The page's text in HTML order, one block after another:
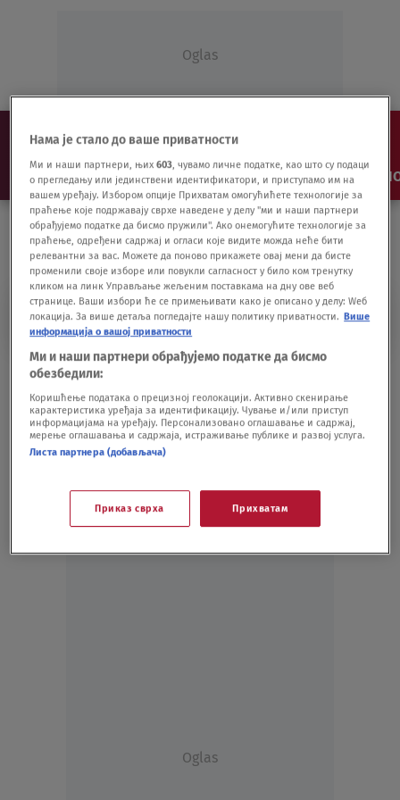
Oglas
NAJNOVIJE VESTI SHOW SPORT VIDEO
NEGOTINAC
Negotinac završio u Požarevcu
HRONIKA31.03.20.
Oglas
Нама је стало до ваше приватности
Ми и наши партнери, њих603, чувамо личне податке, као што су подаци
о прегледању или јединствени идентификатори, и приступамо им на
вашем уређају. Избором опције Прихватам омогућићете технологије за
праћење које подржавају сврхе наведене у делу "ми и наши партнери
обрађујемо податке да бисмо пружили". Ако онемогућите технологије за
праћење, одређени садржај и огласи које видите можда неће бити
релевантни за вас. Можете да поново прикажете овај мени да бисте
променили своје изборе или повукли сагласност у било ком тренутку
кликом на линк Управљање жељеним поставкама на дну ове веб
странице. Ваши избори ће се примењивати како је описано у делу: Wеб
локација. За више детаља погледајте нашу политику приватности. Више
информација о вашој приватности
Ми и наши партнери обрађујемо податке да бисмо
обезбедили:
Коришћење података о прецизној геолокацији. Активно скенирање
карактеристика уређаја за идентификацију. Чување и/или приступ
информацијама на уређају. Персонализовано оглашавање и садржај,
мерење оглашавања и садржаја, истраживање публике и развој услуга.
Листа партнера (добављача)
Приказ сврха Прихватам